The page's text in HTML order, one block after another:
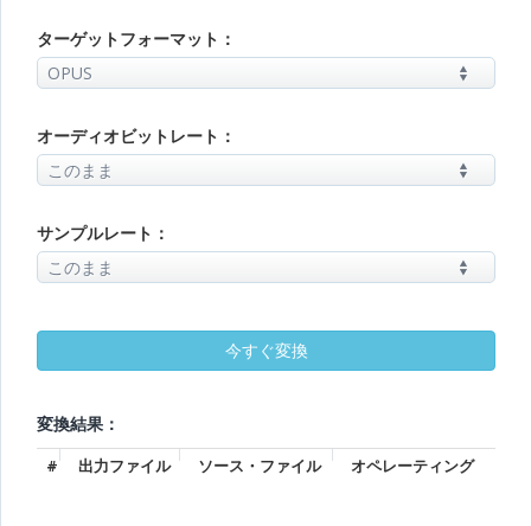
ターゲットフォーマット：
オーディオビットレート：
サンプルレート：
変換結果：
# 出力ファイル ソース・ファイル オペレーティング